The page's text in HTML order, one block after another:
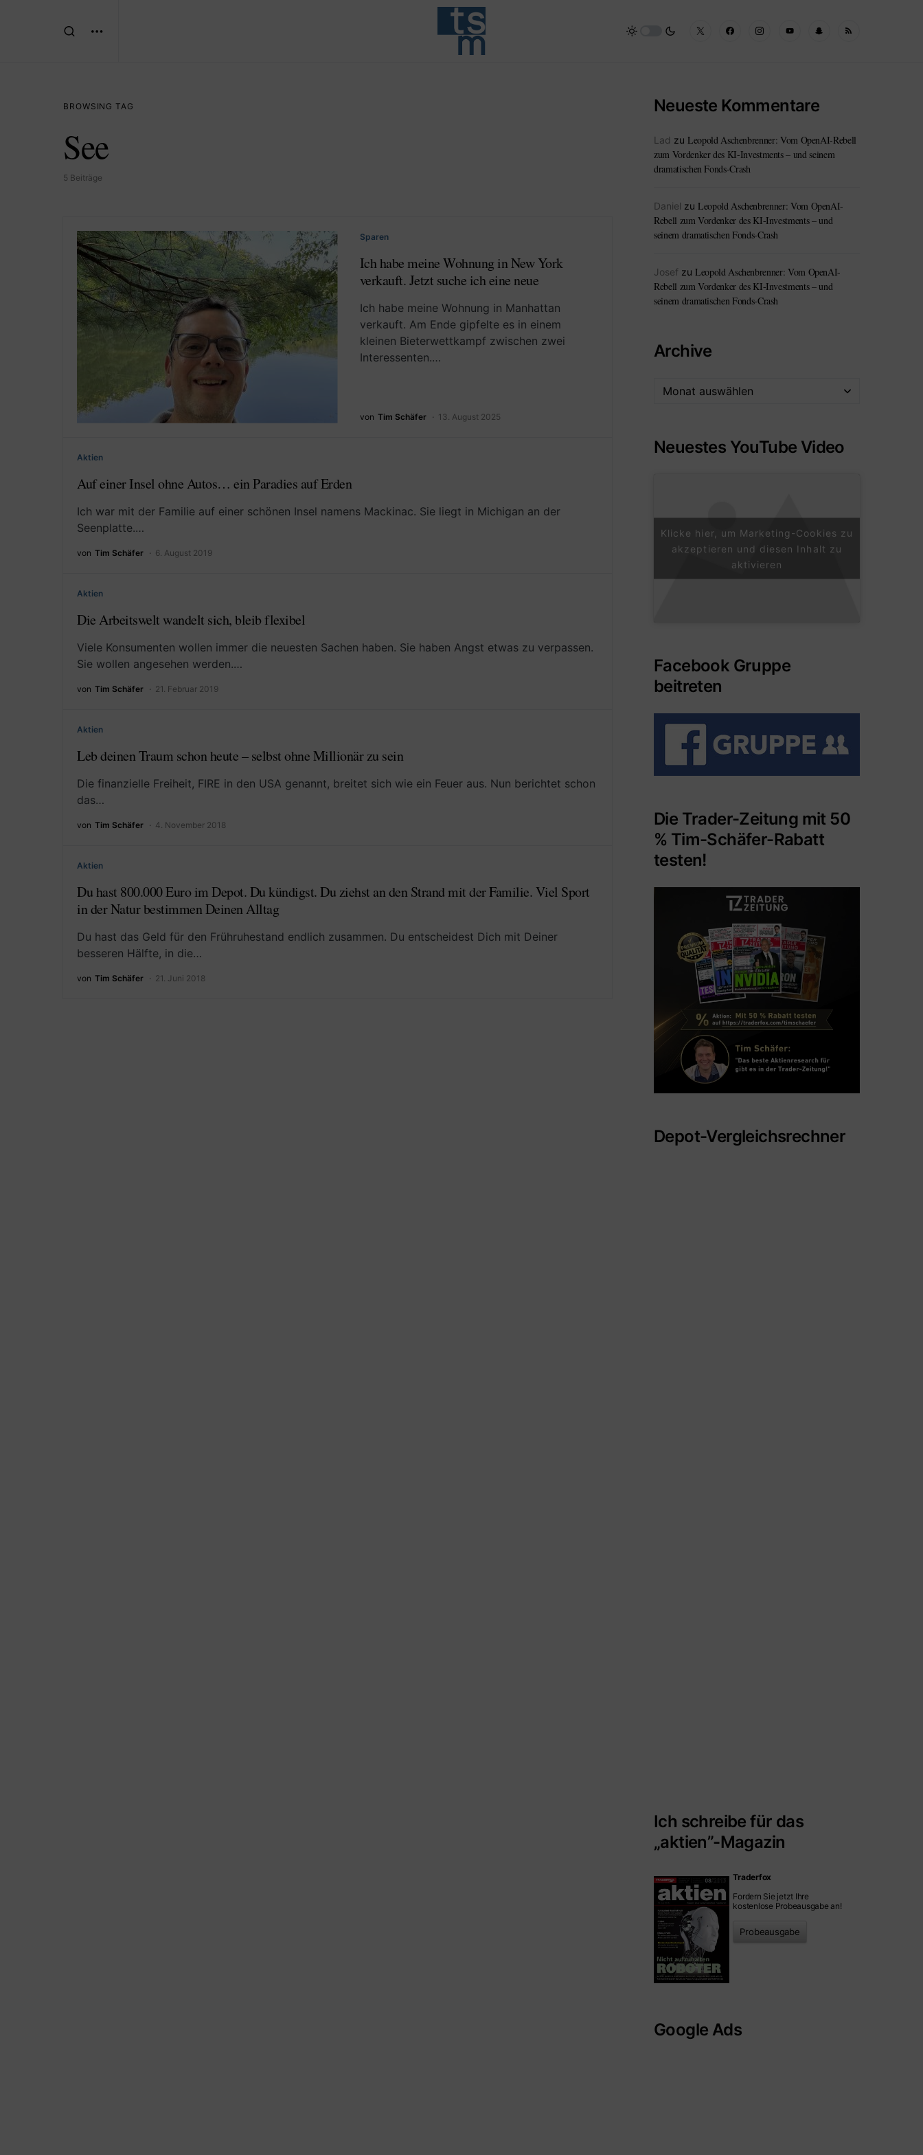
BROWSING TAG
See
5 Beiträge
Sparen
Ich habe meine Wohnung in New York
verkauft. Jetzt suche ich eine neue
Ich habe meine Wohnung in Manhattan
verkauft. Am Ende gipfelte es in einem
kleinen Bieterwettkampf zwischen zwei
Interessenten.…
von Tim Schäfer 13. August 2025
Aktien
Auf einer Insel ohne Autos… ein Paradies auf Erden
Ich war mit der Familie auf einer schönen Insel namens Mackinac. Sie liegt in Michigan an der
Seenplatte.…
von Tim Schäfer 6. August 2019
Aktien
Die Arbeitswelt wandelt sich, bleib flexibel
Viele Konsumenten wollen immer die neuesten Sachen haben. Sie haben Angst etwas zu verpassen.
Sie wollen angesehen werden.…
von Tim Schäfer 21. Februar 2019
Aktien
Leb deinen Traum schon heute – selbst ohne Millionär zu sein
Die finanzielle Freiheit, FIRE in den USA genannt, breitet sich wie ein Feuer aus. Nun berichtet schon
das…
von Tim Schäfer 4. November 2018
Aktien
Du hast 800.000 Euro im Depot. Du kündigst. Du ziehst an den Strand mit der Familie. Viel Sport
in der Natur bestimmen Deinen Alltag
Du hast das Geld für den Frühruhestand endlich zusammen. Du entscheidest Dich mit Deiner
besseren Hälfte, in die…
von Tim Schäfer 21. Juni 2018
Neueste Kommentare
Lad zu Leopold Aschenbrenner: Vom OpenAI-Rebell
zum Vordenker des KI-Investments – und seinem
dramatischen Fonds-Crash
Daniel zu Leopold Aschenbrenner: Vom OpenAI-
Rebell zum Vordenker des KI-Investments – und
seinem dramatischen Fonds-Crash
Josef zu Leopold Aschenbrenner: Vom OpenAI-
Rebell zum Vordenker des KI-Investments – und
seinem dramatischen Fonds-Crash
Archive
Neuestes YouTube Video
Klicke hier, um Marketing-Cookies zu
akzeptieren und diesen Inhalt zu
aktivieren
Facebook Gruppe
beitreten
Die Trader-Zeitung mit 50
% Tim-Schäfer-Rabatt
testen!
Depot-Vergleichsrechner
Ich schreibe für das
„aktien”-Magazin
Traderfox
Fordern Sie jetzt Ihre
kostenlose Probeausgabe an!
Probeausgabe
Google Ads